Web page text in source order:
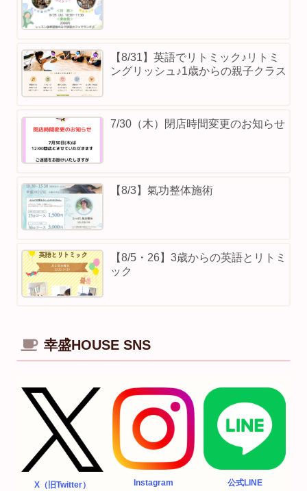
【8/31】英語でリトミック♪リトミ
ングリッシュ♪1歳からの親子クラス
7/30（木）閉店時間変更のお知らせ
【8/3】⁡氣功整体施術
【8/5・26】3歳からの英語とリトミ
ック
幸盛HOUSE SNS
X（旧Twitter） Instagram 公式LINE